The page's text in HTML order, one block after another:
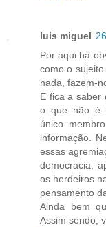
luis miguel
Por aqui há
como o
nada, fazem-
E fica a saber
o que não é
único
informação.
essas
democracia,
os herdeiros
pensamento
Ainda bem
Assim sendo,